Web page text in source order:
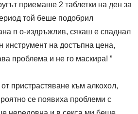
приемаше 2 таблетки на ден за
той беше подобрил
п о-издръжлив, сякаш е спаднал
инструмент на достъпна цена,
проблема и не го маскира! ”
пристрастяване към алкохол,
се появиха проблеми с